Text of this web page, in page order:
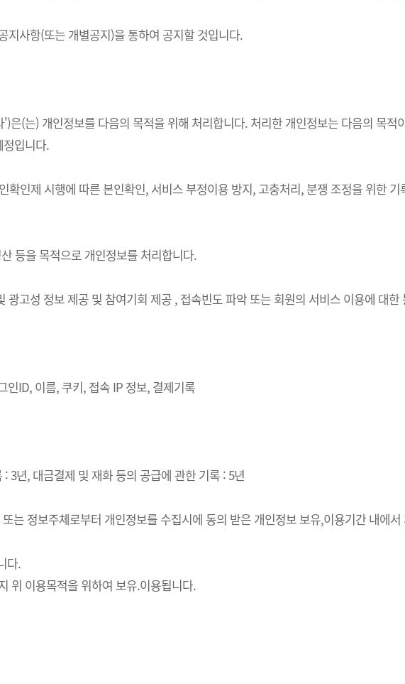
지사항(또는 개별공지)을 통하여 공지할 것입니다.
(는) 개인정보를 다음의 목적을 위해 처리합니다. 처리한 개인정보는 다음의 목적
입니다.
확인제 시행에 따른 본인확인, 서비스 부정이용 방지, 고충처리, 분쟁 조정을 위한
등을 목적으로 개인정보를 처리합니다.
고성 정보 제공 및 참여기회 제공 , 접속빈도 파악 또는 회원의 서비스 이용에 대한
인ID, 이름, 쿠키, 접속 IP 정보, 결제기록
3년, 대금결제 및 재화 등의 공급에 관한 기록 : 5년
는 정보주체로부터 개인정보를 수집시에 동의 받은 개인정보 보유,이용기간 내에
다.
위 이용목적을 위하여 보유.이용됩니다.